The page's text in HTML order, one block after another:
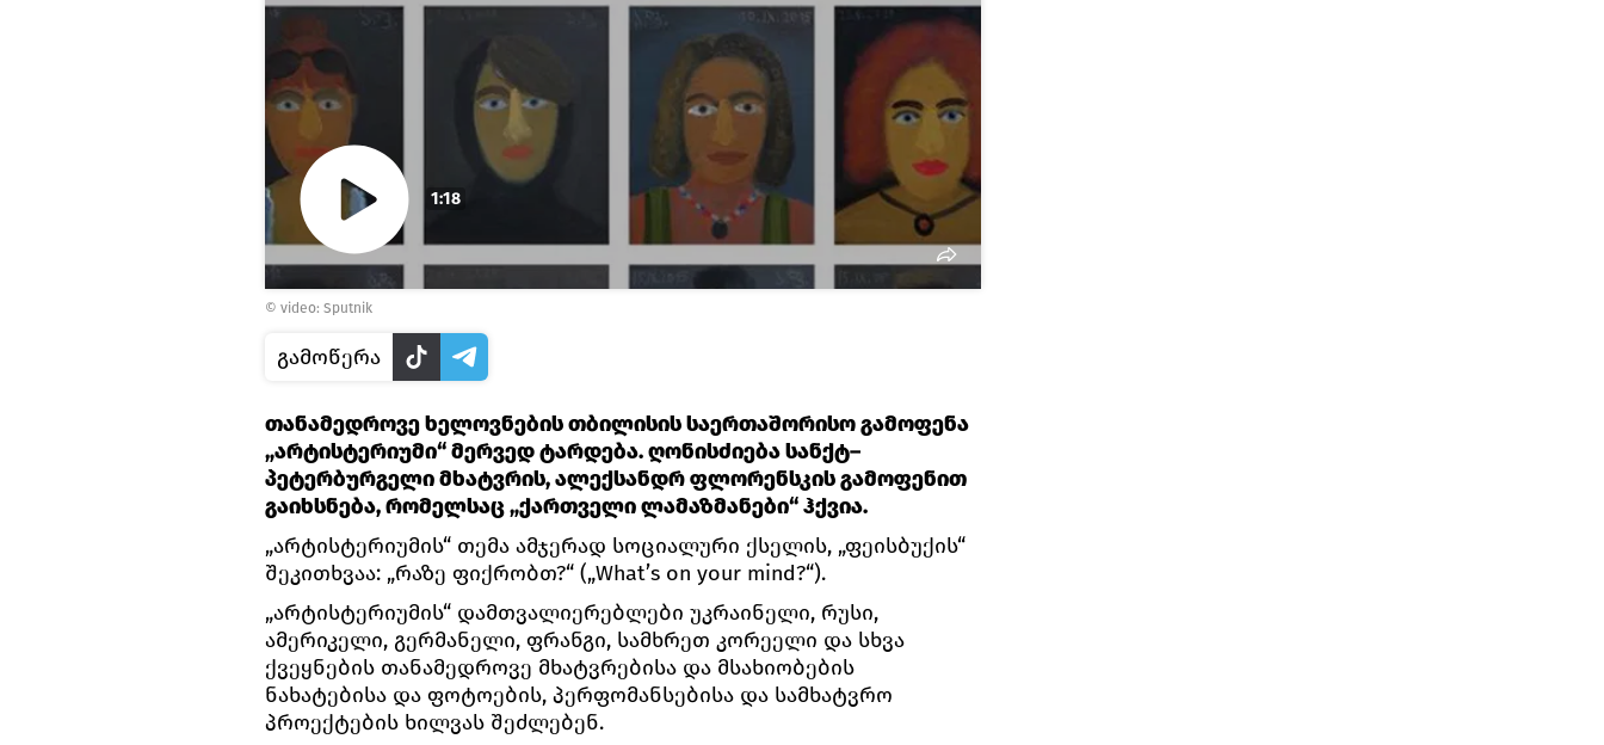
Video
1:18
© video: Sputnik
გამოწერა
თანამედროვე ხელოვნების თბილისის საერთაშორისო გამოფენა
„არტისტერიუმი“ მერვედ ტარდება. ღონისძიება სანქტ–
პეტერბურგელი მხატვრის, ალექსანდრ ფლორენსკის გამოფენით
გაიხსნება, რომელსაც „ქართველი ლამაზმანები“ ჰქვია.
„არტისტერიუმის“ თემა ამჯერად სოციალური ქსელის, „ფეისბუქის“
შეკითხვაა: „რაზე ფიქრობთ?“ („What’s on your mind?“).
„არტისტერიუმის“ დამთვალიერებლები უკრაინელი, რუსი,
ამერიკელი, გერმანელი, ფრანგი, სამხრეთ კორეელი და სხვა
ქვეყნების თანამედროვე მხატვრებისა და მსახიობების
ნახატებისა და ფოტოების, პერფომანსებისა და სამხატვრო
პროექტების ხილვას შეძლებენ.